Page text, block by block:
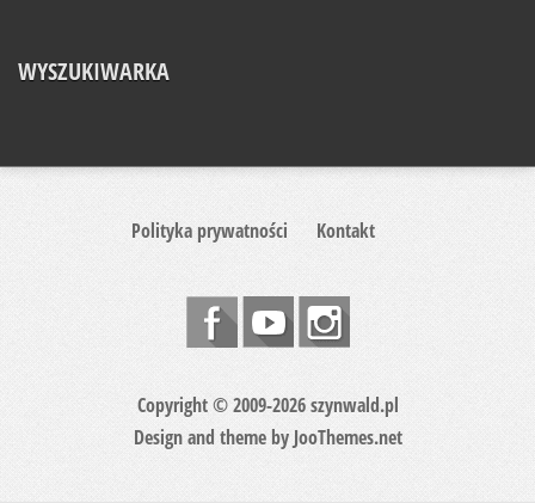
WYSZUKIWARKA
Polityka prywatności Kontakt
Copyright © 2009-2026 szynwald.pl
Design and theme by JooThemes.net